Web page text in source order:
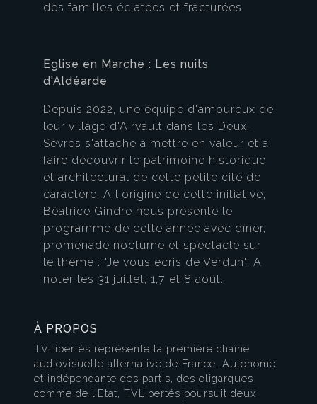
des familles éclatées et fracturées.
Eglise en Marche : Les nuits
d'Aldéarde
Depuis 2022, une équipe d'amoureux de
leur village d'Airvault dans les Deux-
Sèvres s'attache à mettre en valeur et à
faire découvrir le patrimoine historique
et architectural de cette petite cité de
caractère. A l'origine de cette initiative,
Béatrice Gindre nous présente le
programme de cette année avec dîner,
promenade nocturne et spectacle sur
le thème : "Je vous écris de Verdun". A
noter les 31 juillet, 1,7 et 8 août.
À PROPOS
TVLibertés représente la première chaîne
audiovisuelle alternative de France. Autonome
et indépendante des partis, des oligarques
comme de l’Etat, TVLibertés poursuit deux